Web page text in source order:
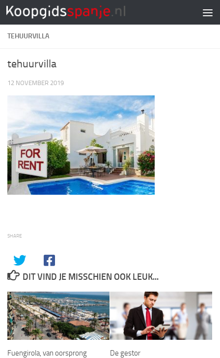
Doorgaan naar inhoud
TEHUURVILLA
tehuurvilla
12 NOVEMBER 2019
SHARE
DIT VIND JE MISSCHIEN OOK LEUK...
Fuengirola, van oorsprong
De gestor